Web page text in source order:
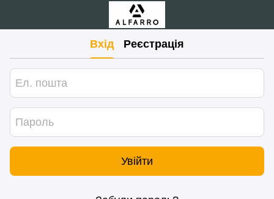
Вхід Реєстрація
Увійти